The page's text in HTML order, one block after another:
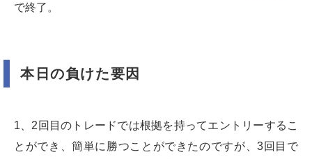
で終了。
本日の負けた要因
1、2回目のトレードでは根拠を持ってエントリーするこ
とができ、簡単に勝つことができたのですが、3回目で